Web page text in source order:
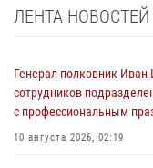
ЛЕНТА НОВОСТЕЙ
Генерал-полковник
сотрудников
с профессиональным
10 августа 2026, 02:19